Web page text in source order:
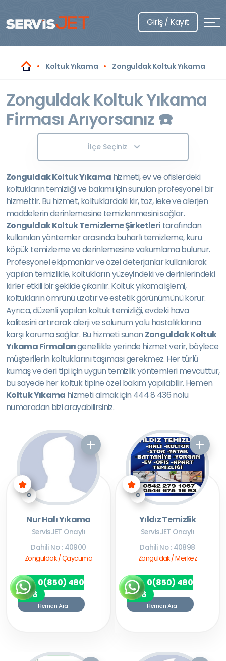
Giriş / Kayıt
Koltuk Yıkama Zonguldak Koltuk Yıkama
Zonguldak Koltuk Yıkama
Firması Arıyorsanız ☎️
İlçe Seçiniz
Zonguldak Koltuk Yıkama hizmeti, ev ve ofislerdeki
koltukların temizliği ve bakımı için sunulan profesyonel bir
hizmettir. Bu hizmet, koltuklardaki kir, toz, leke ve alerjen
maddelerin derinlemesine temizlenmesini sağlar.
Zonguldak Koltuk Temizleme Şirketleri tarafından
kullanılan yöntemler arasında buharlı temizleme, kuru
köpük temizleme ve derinlemesine vakumlama bulunur.
Profesyonel ekipmanlar ve özel deterjanlar kullanılarak
yapılan temizlikle, koltukların yüzeyindeki ve derinlerindeki
kirler etkili bir şekilde çıkarılır. Koltuk yıkama işlemi,
koltukların ömrünü uzatır ve estetik görünümünü korur.
Ayrıca, düzenli yapılan koltuk temizliği, evdeki hava
kalitesini artırarak alerji ve solunum yolu hastalıklarına
karşı koruma sağlar. Bu hizmeti sunan Zonguldak Koltuk
Yıkama Firmalarıgenellikle yerinde hizmet verir, böylece
müşterilerin koltuklarını taşıması gerekmez. Her türlü
kumaş ve deri tipi için uygun temizlik yöntemleri mevcuttur,
bu sayede her koltuk tipine özel bakım yapılabilir. Hemen
Koltuk Yıkama hizmeti almak için 444 8 436 nolu
numaradan bizi arayabilirsiniz.
0
Nur Halı Yıkama
ServisJET Onaylı
Dahili No : 40900
Zonguldak / Çaycuma
0(850) 480
7256
Hemen Ara
0
Yıldız Temizlik
ServisJET Onaylı
Dahili No : 40898
Zonguldak / Merkez
0(850) 480
7256
Hemen Ara